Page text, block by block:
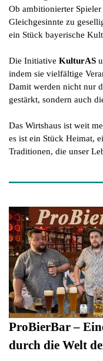
Ob ambitionierter
Gleichgesinnte zu
ein Stück bayerische
Die Initiative KulturAS
indem sie vielfältige
Damit werden nicht nur
gestärkt, sondern auch
Das Wirtshaus ist weit
es ist ein Stück Heimat,
Traditionen, die unser
ProBierBar –
durch die Welt